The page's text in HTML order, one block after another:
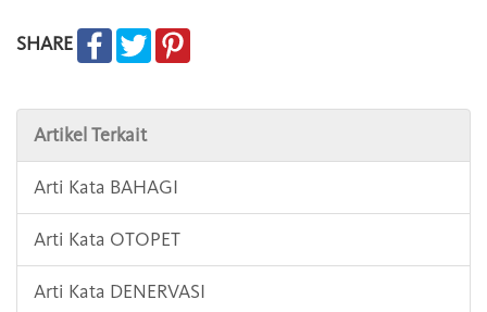
SHARE
Artikel Terkait
Arti Kata BAHAGI
Arti Kata OTOPET
Arti Kata DENERVASI